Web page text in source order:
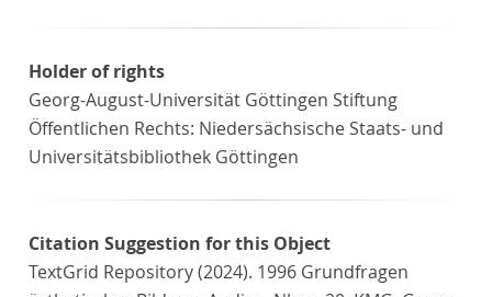
Holder of rights
Georg-August-Universität Göttingen Stiftung
Öffentlichen Rechts: Niedersächsische Staats- und
Universitätsbibliothek Göttingen
Citation Suggestion for this Object
TextGrid Repository (2024). 1996 Grundfragen